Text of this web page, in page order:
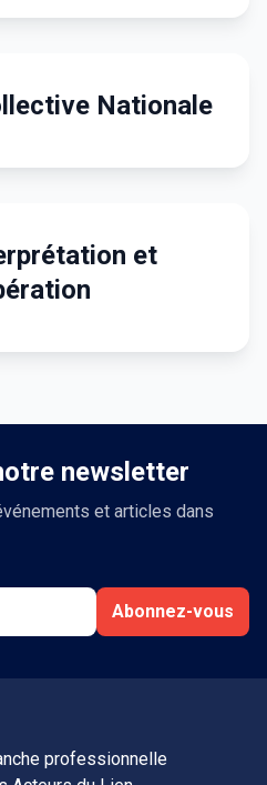
Nationale
et
newsletter
et articles dans
Abonnez-vous
professionnelle